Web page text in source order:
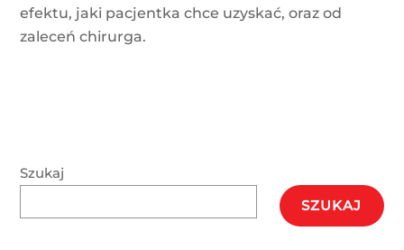
efektu, jaki pacjentka chce uzyskać, oraz od
zaleceń chirurga.
Szukaj
SZUKAJ